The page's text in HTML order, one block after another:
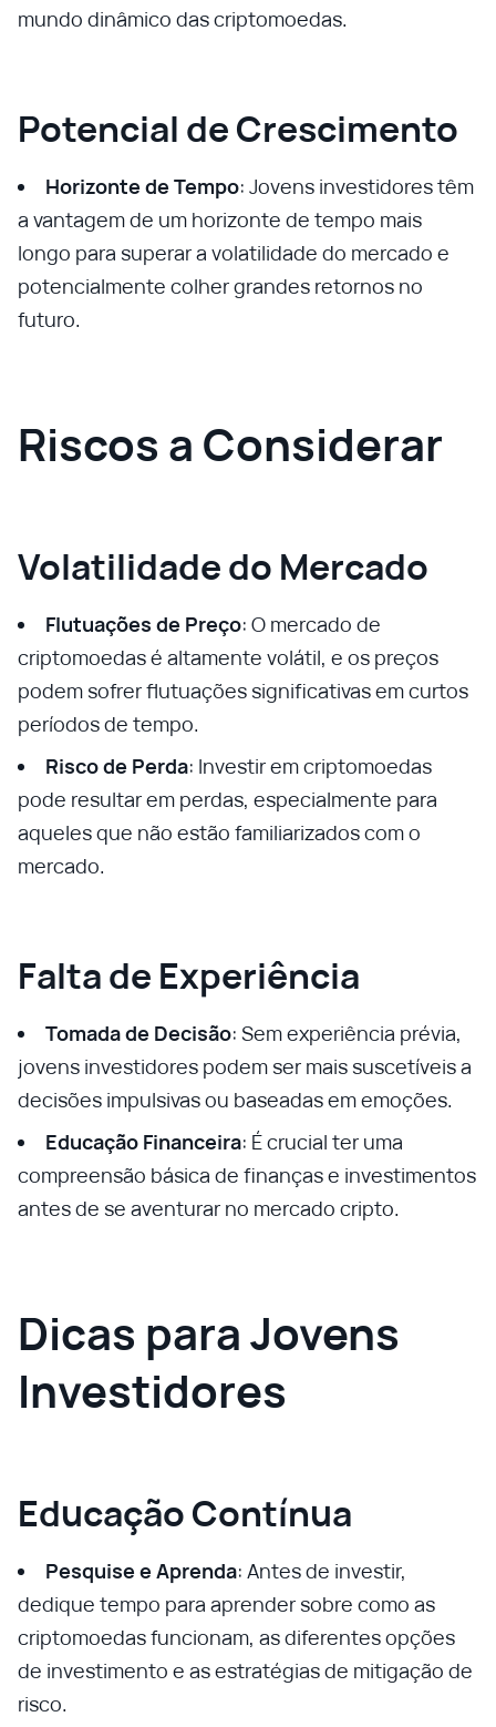
mundo dinâmico das criptomoedas.
Potencial de Crescimento
Horizonte de Tempo: Jovens investidores têm
a vantagem de um horizonte de tempo mais
longo para superar a volatilidade do mercado e
potencialmente colher grandes retornos no
futuro.
Riscos a Considerar
Volatilidade do Mercado
Flutuações de Preço: O mercado de
criptomoedas é altamente volátil, e os preços
podem sofrer flutuações significativas em curtos
períodos de tempo.
Risco de Perda: Investir em criptomoedas
pode resultar em perdas, especialmente para
aqueles que não estão familiarizados com o
mercado.
Falta de Experiência
Tomada de Decisão: Sem experiência prévia,
jovens investidores podem ser mais suscetíveis a
decisões impulsivas ou baseadas em emoções.
Educação Financeira: É crucial ter uma
compreensão básica de finanças e investimentos
antes de se aventurar no mercado cripto.
Dicas para Jovens
Investidores
Educação Contínua
Pesquise e Aprenda: Antes de investir,
dedique tempo para aprender sobre como as
criptomoedas funcionam, as diferentes opções
de investimento e as estratégias de mitigação de
risco.